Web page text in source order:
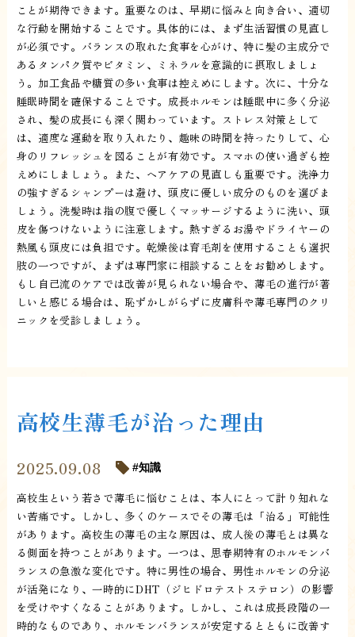
ことが期待できます。重要なのは、早期に悩みと向き合い、適切
な行動を開始することです。具体的には、まず生活習慣の見直し
が必須です。バランスの取れた食事を心がけ、特に髪の主成分で
あるタンパク質やビタミン、ミネラルを意識的に摂取しましょ
う。加工食品や糖質の多い食事は控えめにします。次に、十分な
睡眠時間を確保することです。成長ホルモンは睡眠中に多く分泌
され、髪の成長にも深く関わっています。ストレス対策として
は、適度な運動を取り入れたり、趣味の時間を持ったりして、心
身のリフレッシュを図ることが有効です。スマホの使い過ぎも控
えめにしましょう。また、ヘアケアの見直しも重要です。洗浄力
の強すぎるシャンプーは避け、頭皮に優しい成分のものを選びま
しょう。洗髪時は指の腹で優しくマッサージするように洗い、頭
皮を傷つけないように注意します。熱すぎるお湯やドライヤーの
熱風も頭皮には負担です。乾燥後は育毛剤を使用することも選択
肢の一つですが、まずは専門家に相談することをお勧めします。
もし自己流のケアでは改善が見られない場合や、薄毛の進行が著
しいと感じる場合は、恥ずかしがらずに皮膚科や薄毛専門のクリ
ニックを受診しましょう。
高校生薄毛が治った理由
2025.09.08 知識
高校生という若さで薄毛に悩むことは、本人にとって計り知れな
い苦痛です。しかし、多くのケースでその薄毛は「治る」可能性
があります。高校生の薄毛の主な原因は、成人後の薄毛とは異な
る側面を持つことがあります。一つは、思春期特有のホルモンバ
ランスの急激な変化です。特に男性の場合、男性ホルモンの分泌
が活発になり、一時的にDHT（ジヒドロテストステロン）の影響
を受けやすくなることがあります。しかし、これは成長段階の一
時的なものであり、ホルモンバランスが安定するとともに改善す